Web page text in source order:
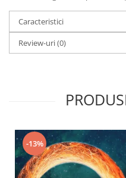
Caracteristici
Review-uri(0)
-13%